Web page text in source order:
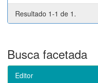
Resultado 1-1 de 1.
Busca facetada
Editor